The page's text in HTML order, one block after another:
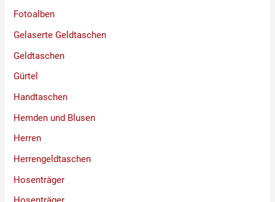
Fotoalben
Gelaserte Geldtaschen
Geldtaschen
Gürtel
Handtaschen
Hemden und Blusen
Herren
Herrengeldtaschen
Hosenträger